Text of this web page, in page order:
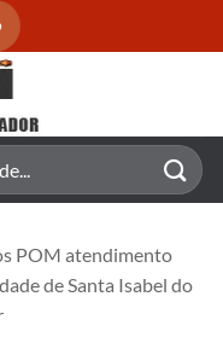
POM atendimento
de Santa Isabel do